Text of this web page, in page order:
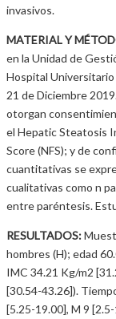
invasivos.
MATERIAL Y
en la Unidad de
Hospital
21 de Diciembre
otorgan
el Hepatic Steatosis
Score (NFS); y de
cuantitativas se
cualitativas como n
entre paréntesis.
RESULTADOS:
hombres (H); edad
IMC 34.21 Kg/m2
[30.54-43.26]).
[5.25-19.00], M 9